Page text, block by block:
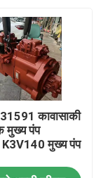
कावासाकी
मुख्य पंप
मुख्य पंप